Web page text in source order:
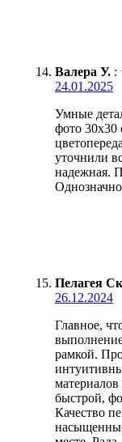
Валера У. :
24.01.2025
Умные
фото 30х30
уточнили
надежная.
Пелагея
26.12.2024
Главное,
рамкой.
быстрой,
Качество